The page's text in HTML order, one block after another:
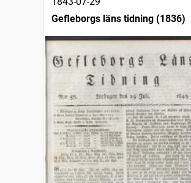
Gefleborgs läns tidning (1836)